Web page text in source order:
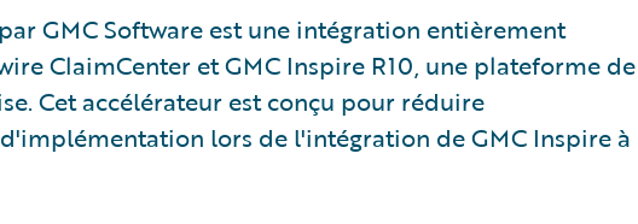
GMC Software est une intégration entièrement
ClaimCenter et GMC Inspire R10, une plateforme de
Cet accélérateur est conçu pour réduire
lors de l'intégration de GMC Inspire à